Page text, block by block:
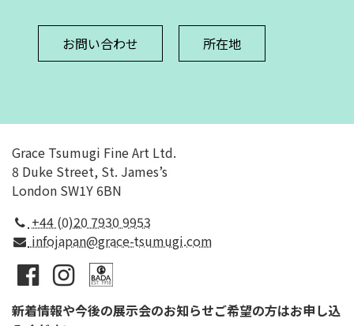
お問い合わせ 所在地
Grace Tsumugi Fine Art Ltd.
8 Duke Street, St. James’s
London SW1Y 6BN
+44 (0)20 7930 9953
infojapan@grace-tsumugi.com
新着情報や今後の展示会のお知らせご希望の方はお申し込